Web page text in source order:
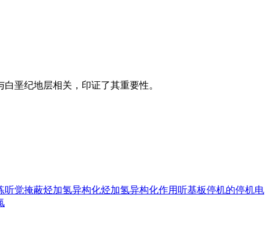
垩纪地层相关，印证了其重要性。
听觉掩蔽烃加氢异构化烃加氢异构化作用 听基板停机的停机电